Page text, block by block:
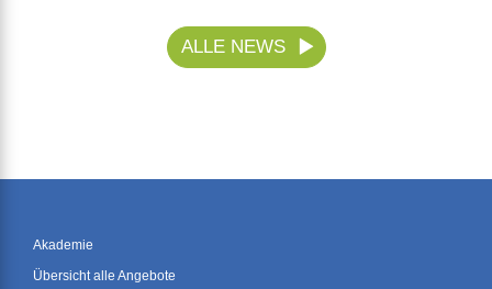
ALLE NEWS
Akademie
Übersicht alle Angebote